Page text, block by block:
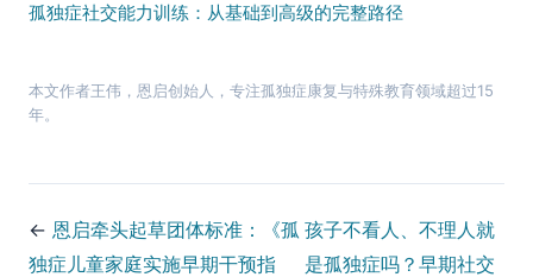
孤独症社交能力训练：从基础到高级的完整路径
本文作者王伟 ， 恩启创始人，专注孤独症康复与特殊教育领域超过15
年。
← 恩启牵头起草团体标准：《孤
独症儿童家庭实施早期干预指
孩子不看人、不理人就
是孤独症吗？早期社交